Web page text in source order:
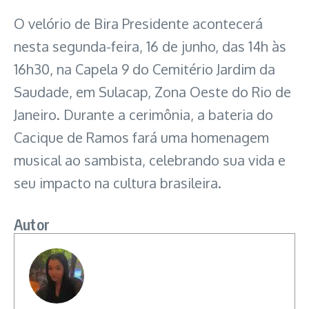
O velório de Bira Presidente acontecerá
nesta segunda-feira, 16 de junho, das 14h às
16h30, na Capela 9 do Cemitério Jardim da
Saudade, em Sulacap, Zona Oeste do Rio de
Janeiro. Durante a cerimônia, a bateria do
Cacique de Ramos fará uma homenagem
musical ao sambista, celebrando sua vida e
seu impacto na cultura brasileira.
Autor